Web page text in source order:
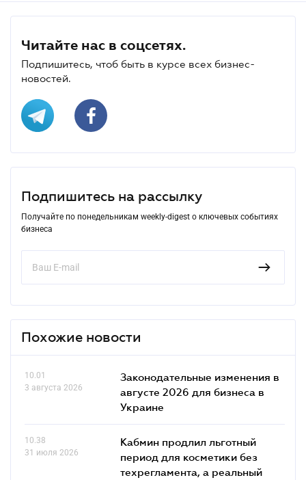
Читайте нас в соцсетях.
Подпишитесь, чтоб быть в курсе всех бизнес-
новостей.
Подпишитесь на рассылку
Получайте по понедельникам weekly-digest о ключевых событиях
бизнеса
Похожие новости
10.01
3 августа 2026
Законодательные изменения в
августе 2026 для бизнеса в
Украине
10.38
31 июля 2026
Кабмин продлил льготный
период для косметики без
техрегламента, а реальный